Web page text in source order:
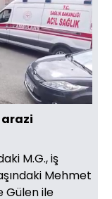
Oynatma
Hızı
M.G., iş
Mehmet
Gülen ile